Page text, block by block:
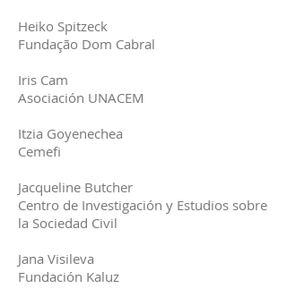
Heiko Spitzeck
Fundação Dom Cabral
Iris Cam
Asociación UNACEM
Itzia Goyenechea
Cemefi
Jacqueline Butcher
Centro de Investigación y Estudios sobre
la Sociedad Civil
Jana Visileva
Fundación Kaluz